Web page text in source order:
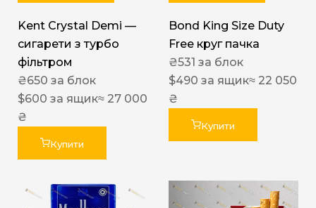
Kent Crystal Demi —
сигарети з турбо
фільтром
₴650 за блок
$600 за ящик≈ 27 000
₴
Купити
Bond King Size Duty
Free круг пачка
₴531 за блок
$490 за ящик≈ 22 050
₴
Купити